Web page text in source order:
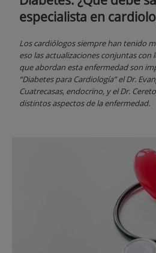
especialista en
Los cardiólogos siempre han tenido
eso las actualizaciones conjuntas con
que abordan esta enfermedad son
“Diabetes para Cardiología” el Dr.
Cuatrecasas, endocrino, y el Dr.
distintos aspectos de la enfermedad.